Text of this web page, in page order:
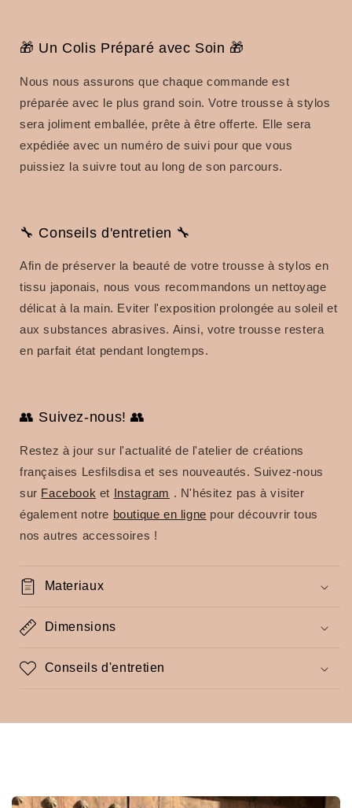
🎁 Un Colis Préparé avec Soin 🎁
Nous nous assurons que chaque commande est
préparée avec le plus grand soin. Votre trousse à stylos
sera joliment emballée, prête à être offerte. Elle sera
expédiée avec un numéro de suivi pour que vous
puissiez la suivre tout au long de son parcours.
🔧 Conseils d'entretien 🔧
Afin de préserver la beauté de votre trousse à stylos en
tissu japonais, nous vous recommandons un nettoyage
délicat à la main. Eviter l'exposition prolongée au soleil et
aux substances abrasives. Ainsi, votre trousse restera
en parfait état pendant longtemps.
👥 Suivez-nous! 👥
Restez à jour sur l'actualité de l'atelier de créations
françaises Lesfilsdisa et ses nouveautés. Suivez-nous
sur Facebook et Instagram . N'hésitez pas à visiter
également notre boutique en ligne pour découvrir tous
nos autres accessoires !
Materiaux
Dimensions
Conseils d'entretien